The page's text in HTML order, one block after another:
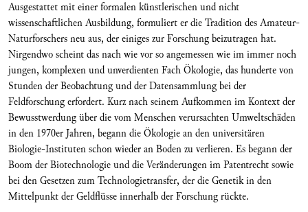
Ausgestattet mit einer formalen künstlerischen und nicht
wissenschaftlichen Ausbildung, formuliert er die Tradition des Amateur-
Naturforschers neu aus, der einiges zur Forschung beizutragen hat.
Nirgendwo scheint das nach wie vor so angemessen wie im immer noch
jungen, komplexen und unverdienten Fach Ökologie, das hunderte von
Stunden der Beobachtung und der Datensammlung bei der
Feldforschung erfordert. Kurz nach seinem Aufkommen im Kontext der
Bewusstwerdung über die vom Menschen verursachten Umweltschäden
in den 1970er Jahren, begann die Ökologie an den universitären
Biologie-Instituten schon wieder an Boden zu verlieren. Es begann der
Boom der Biotechnologie und die Veränderungen im Patentrecht sowie
bei den Gesetzen zum Technologietransfer, der die Genetik in den
Mittelpunkt der Geldflüsse innerhalb der Forschung rückte.